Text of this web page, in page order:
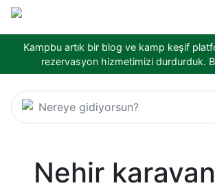
Kampbu artık bir blog ve kamp keşif
rezervasyon hizmetimizi durdurduk.
Nereye gidiyorsun?
Nehir